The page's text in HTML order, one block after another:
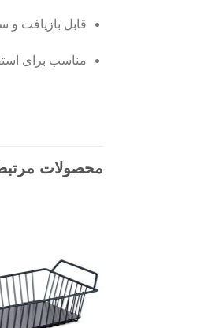
قابل بازیافت و
مناسب برای
محصولات